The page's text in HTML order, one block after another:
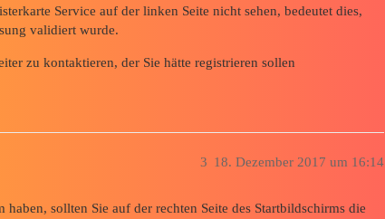
Service auf der linken Seite nicht sehen, bedeutet dies,
validiert wurde.
zu kontaktieren, der Sie hätte registrieren sollen
18. Dezember 2017 um 16:14
3
sollten Sie auf der rechten Seite des Startbildschirms die